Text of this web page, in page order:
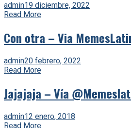
admin19 diciembre, 2022
Read More
Con otra – Via
admin20 febrero, 2022
Read More
Jajajaja – Vía
admin12 enero, 2018
Read More